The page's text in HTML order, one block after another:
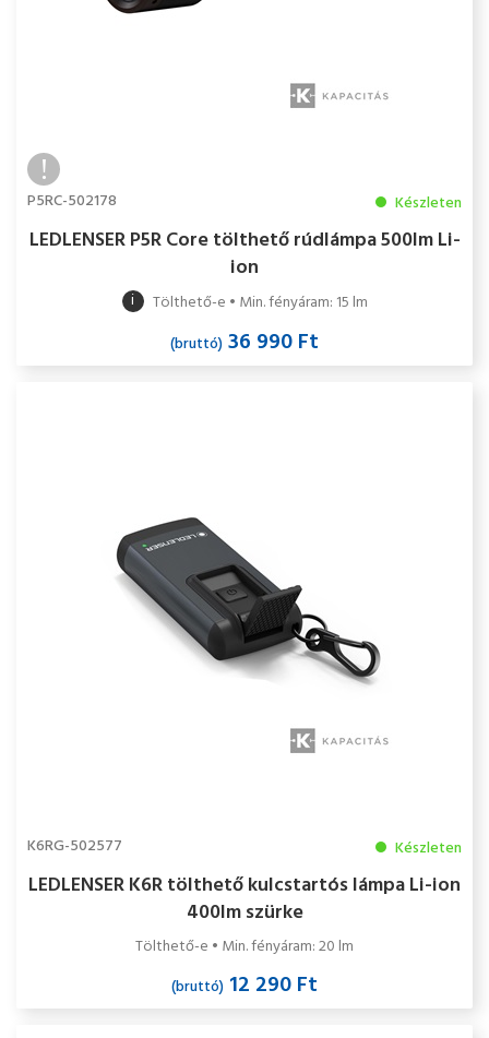
P5RC-502178 Készleten
LEDLENSER P5R Core tölthető rúdlámpa 500lm Li-
ion
i
Tölthető-e • Min. fényáram: 15 lm
(bruttó) 36 990 Ft
K6RG-502577 Készleten
LEDLENSER K6R tölthető kulcstartós lámpa Li-ion
400lm szürke
Tölthető-e • Min. fényáram: 20 lm
(bruttó) 12 290 Ft